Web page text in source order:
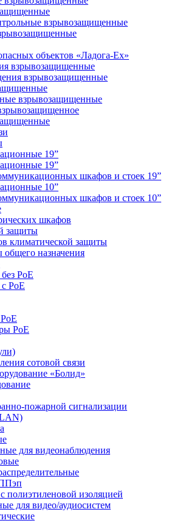
взрывозащищенные
объектов «Ладога-Ex»
взрывозащищенные
взрывозащищенные
взрывозащищенные
19”
19”
шкафов и стоек 19”
10”
шкафов и стоек 10”
шкафов
защиты
климатической защиты
назначения
PoE
PoE
PoE
сотовой связи
«Болид»
пожарной сигнализации
для видеонаблюдения
полиэтиленовой изоляцией
для видео/аудиосистем